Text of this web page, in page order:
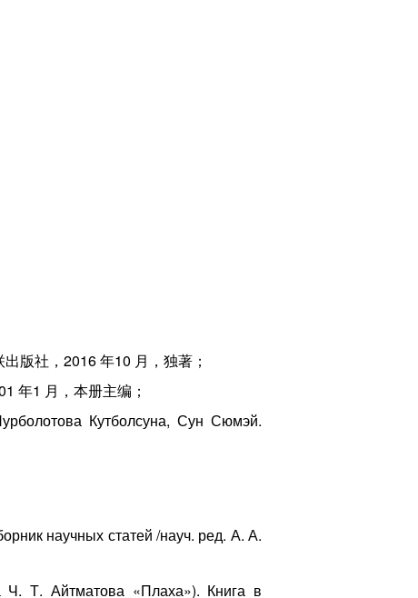
版社，2016 年10 月，独著；
年1 月，本册主编；
Кутболсуна, Сун Сюмэй.
научных статей /науч. ред. А. А.
Ч. Т. Айтматова «Плаха»). Книга в